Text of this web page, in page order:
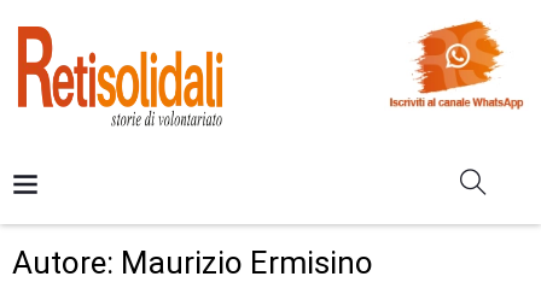
Autore: Maurizio Ermisino